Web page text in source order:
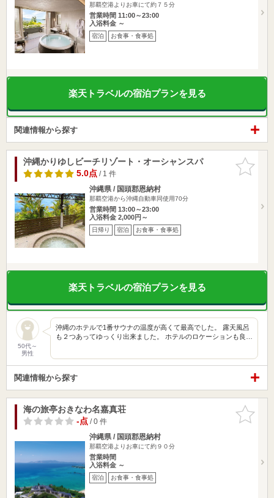
那覇空港よりお車にて約７５分
営業時間 11:00～23:00
入浴料金 ～
宿泊 お食事・食事処
楽天トラベルの宿泊プランを見る
関連情報から探す
お気に入
りに追加
沖縄かりゆしビーチリゾート・オーシャンスパ
5.0点/ 1 件
沖縄県 / 国頭郡恩納村
那覇空港から沖縄自動車同使用70分
営業時間 13:00～23:00
入浴料金 2,000円～
日帰り 宿泊 お食事・食事処
楽天トラベルの宿泊プランを見る
50代～
男性
沖縄のホテルで1番サウナの温度が高くて最高でした。 露天風呂
も２つあってゆっくり出来ました。 ホテルのロケーションも良…
関連情報から探す
お気に入
りに追加
海の旅亭おきなわ名嘉真荘
-点/ 0 件
沖縄県 / 国頭郡恩納村
那覇空港よりお車にて約９０分
営業時間
入浴料金 ～
宿泊 お食事・食事処